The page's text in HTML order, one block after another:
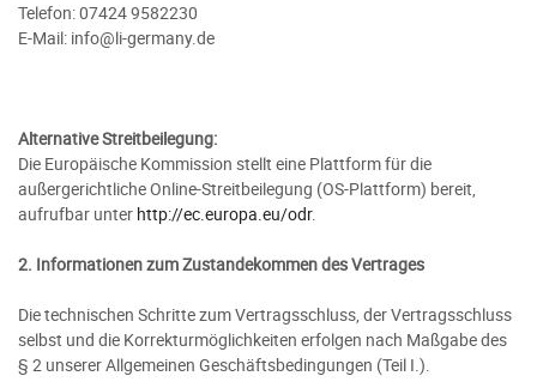
Telefon: 07424 9582230
E-Mail: info@li-germany.de
Alternative Streitbeilegung:
Die Europäische Kommission stellt eine Plattform für die
außergerichtliche Online-Streitbeilegung (OS-Plattform) bereit,
aufrufbar unter http://ec.europa.eu/odr.
2. Informationen zum Zustandekommen des Vertrages
Die technischen Schritte zum Vertragsschluss, der Vertragsschluss
selbst und die Korrekturmöglichkeiten erfolgen nach Maßgabe des
§ 2 unserer Allgemeinen Geschäftsbedingungen (Teil I.).